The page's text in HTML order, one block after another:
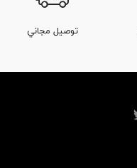
توصيل مجاني